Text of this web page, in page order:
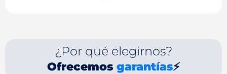
¿Por qué elegirnos?
Ofrecemos garantías⚡